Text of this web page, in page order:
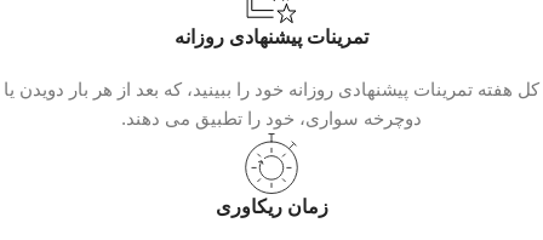
تمرینات پیشنهادی روزانه
کل هفته تمرینات پیشنهادی روزانه خود را ببینید، که بعد از هر بار دویدن یا
دوچرخه‌ سواری، خود را تطبیق می‌ دهند.
زمان ریکاوری